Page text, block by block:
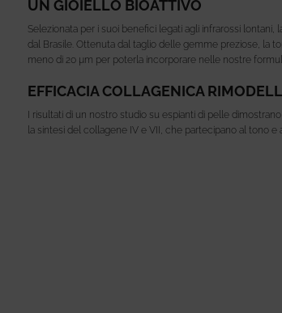
UN GIOIELLO BIOATTIVO
Selezionata per i suoi benefici legati agli infrarossi lontani,
dal Brasile. Ottenuta dal taglio delle gemme preziose, la
meno di 20 µm per poterla incorporare nelle nostre
EFFICACIA COLLAGENICA
I risultati di un nostro studio su espianti di pelle
la sintesi del collagene IV e VII, che partecipano al tono e